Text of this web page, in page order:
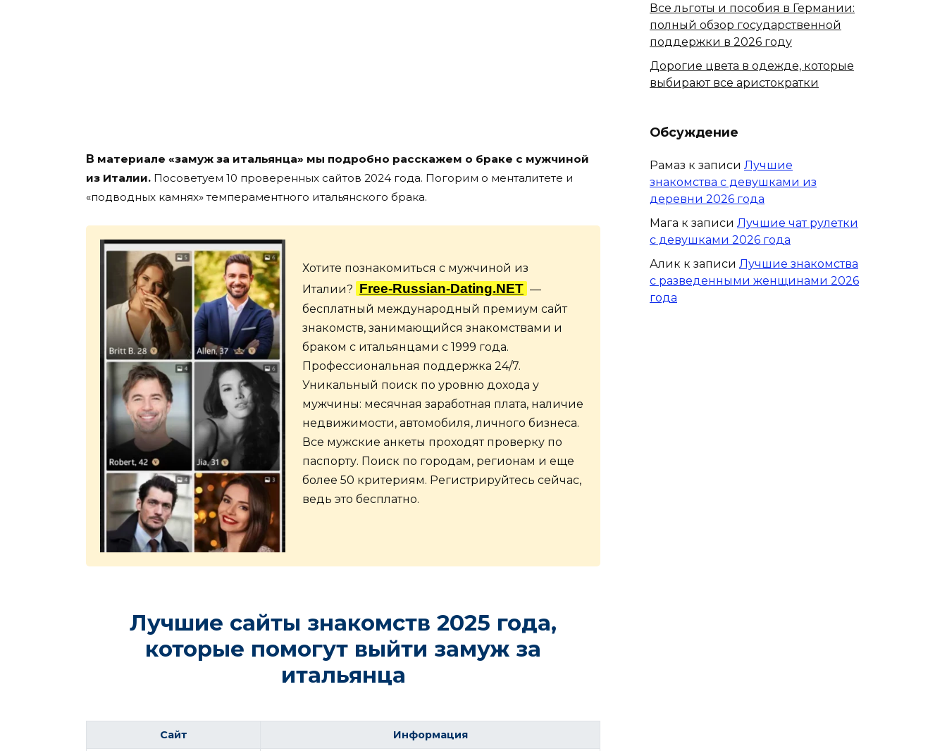
В материале «замуж за итальянца» мы подробно расскажем о браке с мужчиной
из Италии. Посоветуем 10 проверенных сайтов 2024 года. Погорим о менталитете и
«подводных камнях» темпераментного итальянского брака.
Хотите познакомиться с мужчиной из
Италии? Free-Russian-Dating.NET —
бесплатный международный премиум сайт
знакомств, занимающийся знакомствами и
браком с итальянцами с 1999 года.
Профессиональная поддержка 24/7.
Уникальный поиск по уровню дохода у
мужчины: месячная заработная плата, наличие
недвижимости, автомобиля, личного бизнеса.
Все мужские анкеты проходят проверку по
паспорту. Поиск по городам, регионам и еще
более 50 критериям. Регистрируйтесь сейчас,
ведь это бесплатно.
Лучшие сайты знакомств 2025 года,
которые помогут выйти замуж за
итальянца
Сайт Информация
Все льготы и пособия в Германии:
полный обзор государственной
поддержки в 2026 году
Дорогие цвета в одежде, которые
выбирают все аристократки
Обсуждение
Рамаз к записи Лучшие
знакомства с девушками из
деревни 2026 года
Мага к записи Лучшие чат рулетки
с девушками 2026 года
Алик к записи Лучшие знакомства
с разведенными женщинами 2026
года